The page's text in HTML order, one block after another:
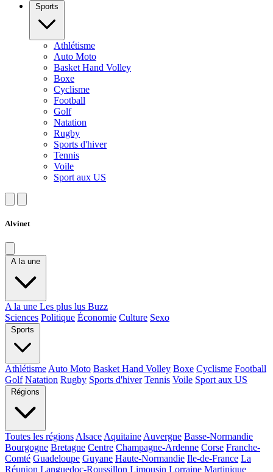
Sports
Athlétisme
Auto Moto
Basket Hand Volley
Boxe
Cyclisme
Football
Golf
Natation
Rugby
Sports d'hiver
Tennis
Voile
Sport aux US
Alvinet
A la une
A la une Les plus lus Buzz
Sciences Politique Économie Culture Sexo
Sports
Athlétisme Auto Moto Basket Hand Volley Boxe Cyclisme Football
Golf Natation Rugby Sports d'hiver Tennis Voile Sport aux US
Régions
Toutes les régions Alsace Aquitaine Auvergne Basse-Normandie
Bourgogne Bretagne Centre Champagne-Ardenne Corse Franche-
Comté Guadeloupe Guyane Haute-Normandie Ile-de-France La
Réunion Languedoc-Roussillon Limousin Lorraine Martinique